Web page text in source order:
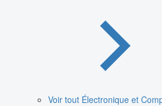
Voir tout Électronique et